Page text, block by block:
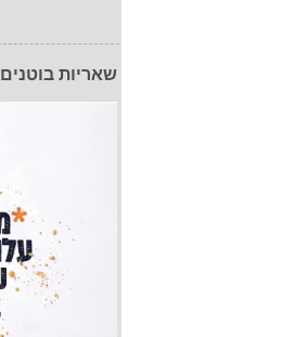
שאריות בוטנים